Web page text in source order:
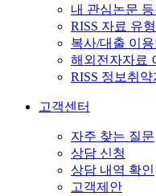
내 관심논문
RISS 자료 유
복사/대출 이
해외전자자료
RISS 정보취
고객센터
자주 찾는 질문
상담 신청
상담 내역 확인
고객제안